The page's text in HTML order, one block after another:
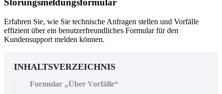
Störungsmeldungsformular
Erfahren Sie, wie Sie technische Anfragen stellen und Vorfälle
effizient über ein benutzerfreundliches Formular für den
Kundensupport melden können.
INHALTSVERZEICHNIS
Formular „Über Vorfälle“